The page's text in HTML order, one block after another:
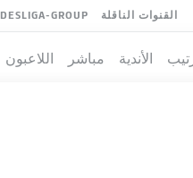
القنوات الناقلة GROUP
الأندية مباشر اللاعبون